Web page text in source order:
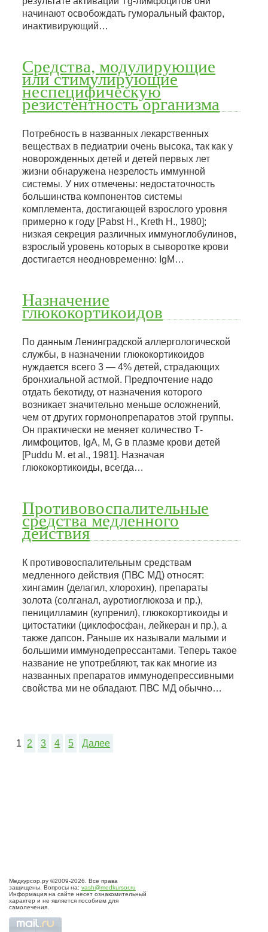
начинают освобождать гуморальный фактор,
инактивирующий…
Средства, модулирующие
или стимулирующие
неспецифическую
резистентность организма
Потребность в названных лекарственных
веществах в педиатрии очень высока, так как у
новорожденных детей и детей первых лет
жизни обнаружена незрелость иммунной
системы. У них отмечены: недостаточность
большинства компонентов системы
комплемента, достигающей взрослого уровня
примерно к году [Pabst H., Kreth H., 1980];
низкая секреция различных иммуноглобулинов,
взрослый уровень которых в сыворотке крови
достигается неодновременно: IgM…
Назначение
глюкокортикоидов
По данным Ленинградской аллергологической
службы, в назначении глюкокортикоидов
нуждается всего 3 — 4% детей, страдающих
бронхиальной астмой. Предпочтение надо
отдать бекотиду, от назначения которого
возникает значительно меньше осложнений,
чем от других гормонопрепаратов этой группы.
Он практически не меняет количество Т-
лимфоцитов, IgA, M, G в плазме крови детей
[Puddu M. et al., 1981]. Назначая
глюкокортикоиды, всегда…
Противовоспалительные
средства медленного
действия
К противовоспалительным средствам
медленного действия (ПВС МД) относят:
хингамин (делагил, хлорохин), препараты
золота (солганал, ауротиоглюкоза и пр.),
пеницилламин (купренил), глюкокортикоиды и
цитостатики (циклофосфан, лейкеран и пр.), а
также дапсон. Раньше их называли малыми и
большими иммунодепрессантами. Теперь такое
название не употребляют, так как многие из
названных препаратов иммунодепрессивными
свойства ми не обладают. ПВС МД обычно…
1 2 3 4 5 Далее
Медкурсор.ру ©2009-2026. Все права
защищены. Вопросы на: vash@medkursor.ru
Информация на сайте несет ознакомительный
характер и не является пособием для
самолечения.